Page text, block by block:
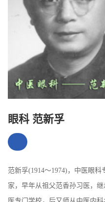
眼科 范新孚
范新孚(1914～1974)，中医眼
家，早年从祖父范香孙习医，